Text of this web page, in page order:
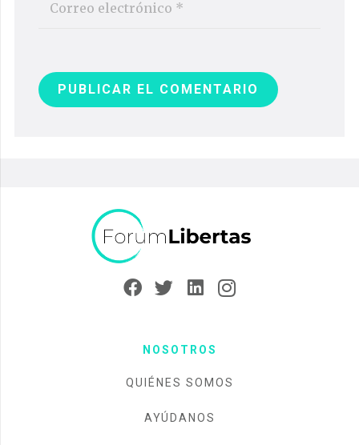
PUBLICAR EL COMENTARIO
NOSOTROS
QUIÉNES SOMOS
AYÚDANOS